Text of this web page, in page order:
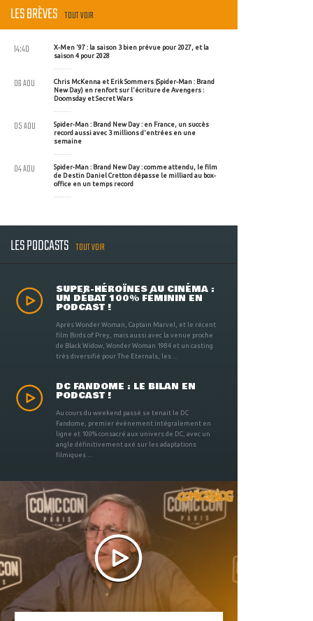
LES BRÈVES TOUT VOIR
X-Men '97 : la saison 3 bien prévue pour 2027, et la
saison 4 pour 2028
14:40
Chris McKenna et Erik Sommers (Spider-Man : Brand
New Day) en renfort sur l'écriture de Avengers :
Doomsday et Secret Wars
06 AOU
Spider-Man : Brand New Day : en France, un succès
record aussi avec 3 millions d'entrées en une
semaine
05 AOU
Spider-Man : Brand New Day : comme attendu, le film
de Destin Daniel Cretton dépasse le milliard au box-
office en un temps record
04 AOU
LES PODCASTS TOUT VOIR
SUPER-HÉROÏNES AU CINÉMA :
UN DÉBAT 100% FÉMININ EN
PODCAST !
Après Wonder Woman, Captain Marvel, et le récent
film Birds of Prey, mais aussi avec la venue proche
de Black Widow, Wonder Woman 1984 et un casting
très diversifié pour The Eternals, les ...
DC FANDOME : LE BILAN EN
PODCAST !
Au cours du weekend passé se tenait le DC
Fandome, premier évènement intégralement en
ligne et 100% consacré aux univers de DC, avec un
angle définitivement axé sur les adaptations
filmiques ...